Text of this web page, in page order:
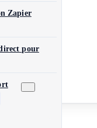
Zapier
pour